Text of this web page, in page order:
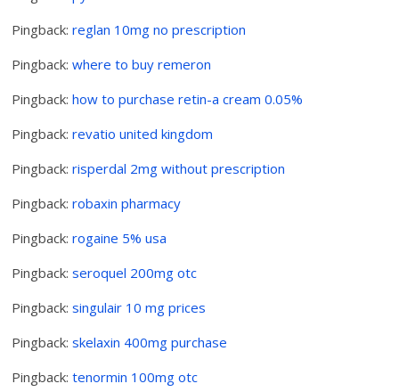
Pingback:reglan 10mg no prescription
Pingback:where to buy remeron
Pingback:how to purchase retin-a cream 0.05%
Pingback:revatio united kingdom
Pingback:risperdal 2mg without prescription
Pingback:robaxin pharmacy
Pingback:rogaine 5% usa
Pingback:seroquel 200mg otc
Pingback:singulair 10 mg prices
Pingback:skelaxin 400mg purchase
Pingback:tenormin 100mg otc